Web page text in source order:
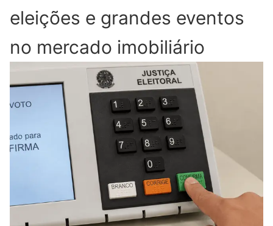
eleições e grandes eventos
no mercado imobiliário